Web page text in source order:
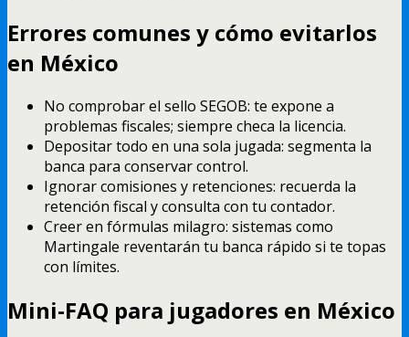
Errores comunes y cómo evitarlos
en México
No comprobar el sello SEGOB: te expone a
problemas fiscales; siempre checa la licencia.
Depositar todo en una sola jugada: segmenta la
banca para conservar control.
Ignorar comisiones y retenciones: recuerda la
retención fiscal y consulta con tu contador.
Creer en fórmulas milagro: sistemas como
Martingale reventarán tu banca rápido si te topas
con límites.
Mini-FAQ para jugadores en México